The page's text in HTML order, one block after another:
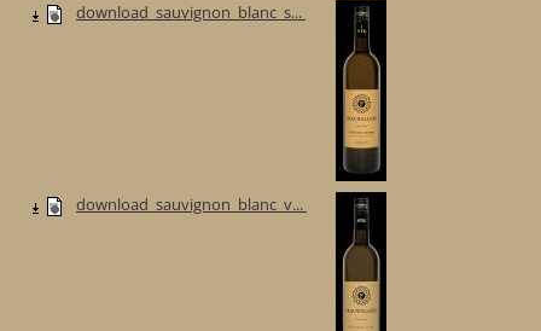
download_sauvignon_blanc_s...
download_sauvignon_blanc_v...